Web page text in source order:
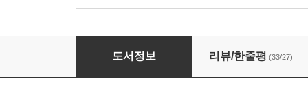
소비단식 일기
도서정보 리뷰/한줄평 (33/27)